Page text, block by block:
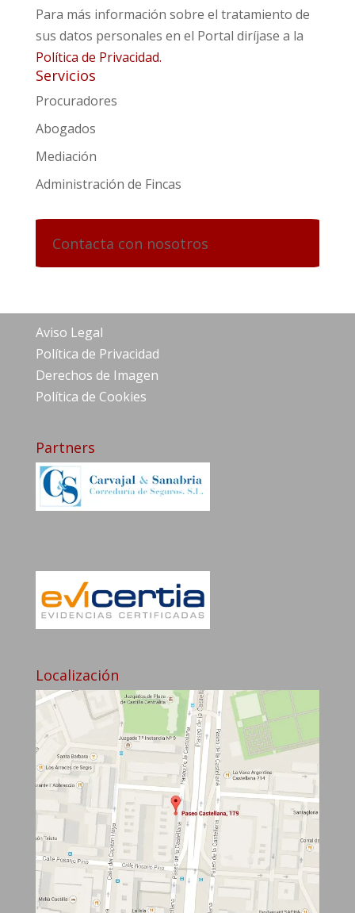
Para más información sobre el tratamiento de
sus datos personales en el Portal diríjase a la
Política de Privacidad.
Servicios
Procuradores
Abogados
Mediación
Administración de Fincas
Contacta con nosotros
Aviso Legal
Política de Privacidad
Derechos de Imagen
Política de Cookies
Partners
Localización